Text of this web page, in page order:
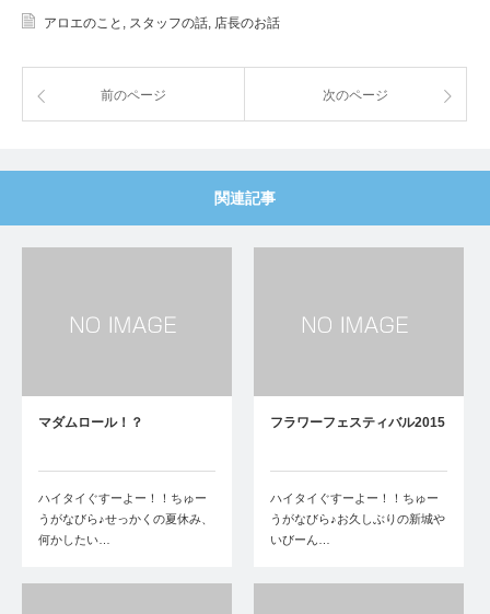
アロエのこと , スタッフの話, 店長のお話
前のページ 次のページ
関連記事
マダムロール！？
ハイタイぐすーよー！！ちゅー
うがなびら♪せっかくの夏休み、
何かしたい…
フラワーフェスティバル2015
ハイタイぐすーよー！！ちゅー
うがなびら♪お久しぶりの新城や
いびーん…